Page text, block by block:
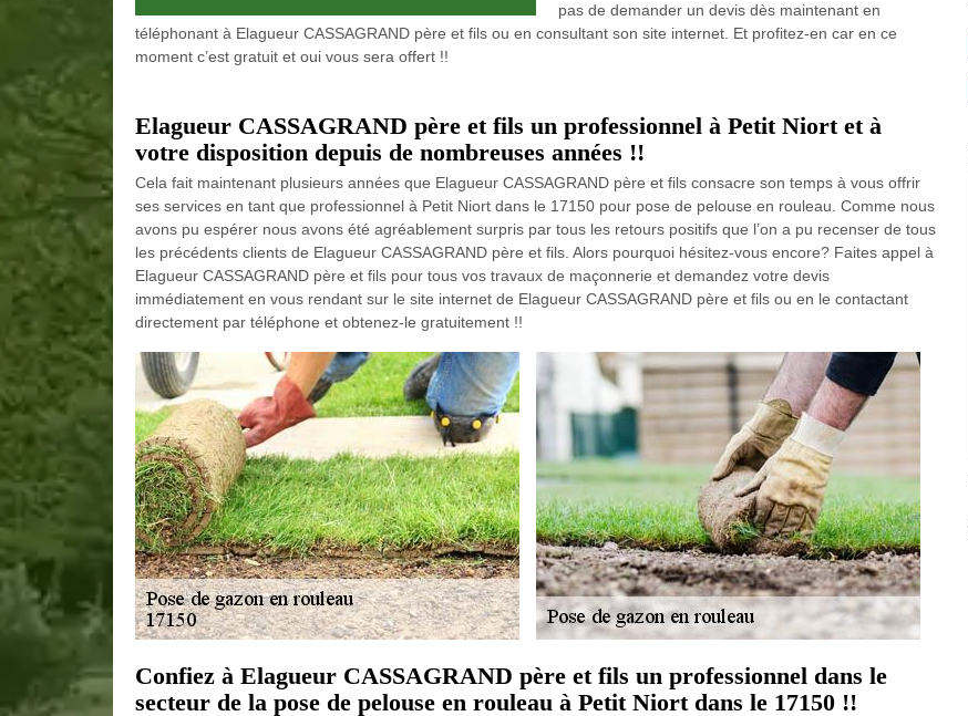
pas de demander un devis dès maintenant en
téléphonant à Elagueur CASSAGRAND père et fils ou en consultant son site internet. Et profitez-en car en ce
moment c’est gratuit et oui vous sera offert !!
Elagueur CASSAGRAND père et fils un professionnel à Petit Niort et à
votre disposition depuis de nombreuses années !!
Cela fait maintenant plusieurs années que Elagueur CASSAGRAND père et fils consacre son temps à vous offrir
ses services en tant que professionnel à Petit Niort dans le 17150 pour pose de pelouse en rouleau. Comme nous
avons pu espérer nous avons été agréablement surpris par tous les retours positifs que l’on a pu recenser de tous
les précédents clients de Elagueur CASSAGRAND père et fils. Alors pourquoi hésitez-vous encore? Faites appel à
Elagueur CASSAGRAND père et fils pour tous vos travaux de maçonnerie et demandez votre devis
immédiatement en vous rendant sur le site internet de Elagueur CASSAGRAND père et fils ou en le contactant
directement par téléphone et obtenez-le gratuitement !!
Confiez à Elagueur CASSAGRAND père et fils un professionnel dans le
secteur de la pose de pelouse en rouleau à Petit Niort dans le 17150 !!